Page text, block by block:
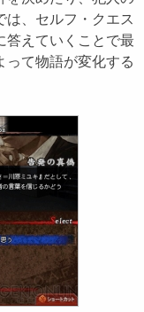
は、セルフ・クエス
答えていくことで最
って物語が変化する